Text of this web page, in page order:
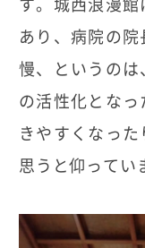
す。城西浪漫館
あり、病院の
慢、というのは
の活性化となっ
きやすくなっ
思うと仰ってい